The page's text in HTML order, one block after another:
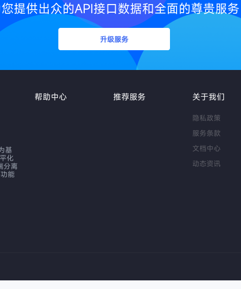
提供出众的API接口数据和全面的尊贵服务
升级服务
基
化
分离
能
帮助中心 推荐服务 关于我们
隐私政策
服务条款
文档中心
动态资讯